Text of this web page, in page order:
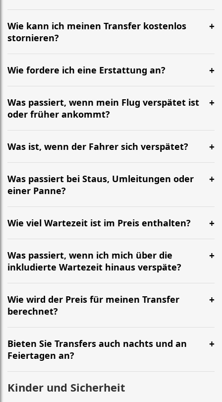
Wie kann ich meinen Transfer kostenlos
stornieren?
Wie fordere ich eine Erstattung an?
Was passiert, wenn mein Flug verspätet ist
oder früher ankommt?
Was ist, wenn der Fahrer sich verspätet?
Was passiert bei Staus, Umleitungen oder
einer Panne?
Wie viel Wartezeit ist im Preis enthalten?
Was passiert, wenn ich mich über die
inkludierte Wartezeit hinaus verspäte?
Wie wird der Preis für meinen Transfer
berechnet?
Bieten Sie Transfers auch nachts und an
Feiertagen an?
Kinder und Sicherheit